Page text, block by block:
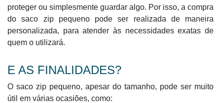
proteger ou simplesmente guardar algo. Por isso, a compra
do saco zip pequeno pode ser realizada de maneira
personalizada, para atender às necessidades exatas de
quem o utilizará.
E AS FINALIDADES?
O saco zip pequeno, apesar do tamanho, pode ser muito
útil em várias ocasiões, como: